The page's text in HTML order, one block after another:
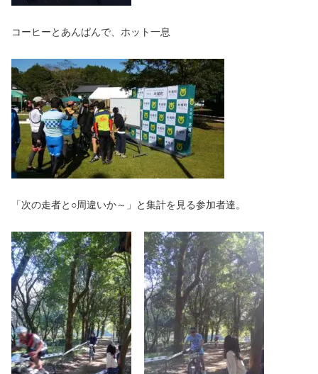
コーヒーとあんぱんで、ホット一息
「次の走者と○周違いか～」と集計を見る参加者達。